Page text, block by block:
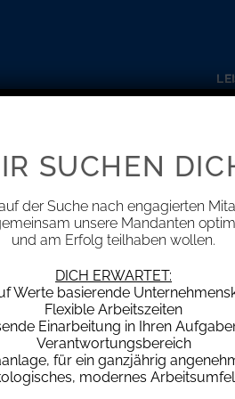
von
Bescheide, so geschieht
der Nachverfolgung, wann der
SUCHEN
der Suche nach engagierten
unsere Mandanten
und am Erfolg teilhaben wollen.
DICH ERWARTET:
Werte basierende
Flexible Arbeitszeiten
Einarbeitung in Ihren
Verantwortungsbereich
für ein ganzjährig
modernes